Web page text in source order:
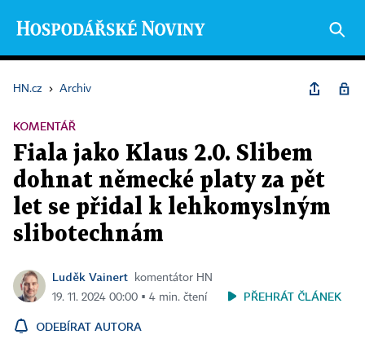
HN.cz › Archiv
KOMENTÁŘ
Fiala jako Klaus 2.0. Slibem
dohnat německé platy za pět
let se přidal k lehkomyslným
slibotechnám
Luděk Vainert
komentátor HN
19. 11. 2024 00:00 ▪ 4 min. čtení
PŘEHRÁT ČLÁNEK
ODEBÍRAT AUTORA